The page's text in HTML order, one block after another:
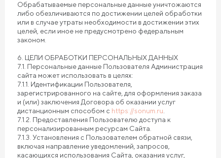
Обрабатываемые персональные данные уничтожаются
либо обезличиваются по достижении целей обработки
или в случае утраты необходимости в достижении этих
целей, если иное не предусмотрено федеральным
законом.
6. ЦЕЛИ ОБРАБОТКИ ПЕРСОНАЛЬНЫХ ДАННЫХ
7.1. Персональные данные Пользователя Администрация
сайта может использовать в целях:
7.1.1. Идентификации Пользователя,
зарегистрированного на сайте, для оформления заказа
и (или) заключения Договора об оказании услуг
дистанционным способом с https://sonum.ru
7.1.2. Предоставления Пользователю доступа к
персонализированным ресурсам Сайта.
7.1.3. Установления с Пользователем обратной связи,
включая направление уведомлений, запросов,
касающихся использования Сайта, оказания услуг,